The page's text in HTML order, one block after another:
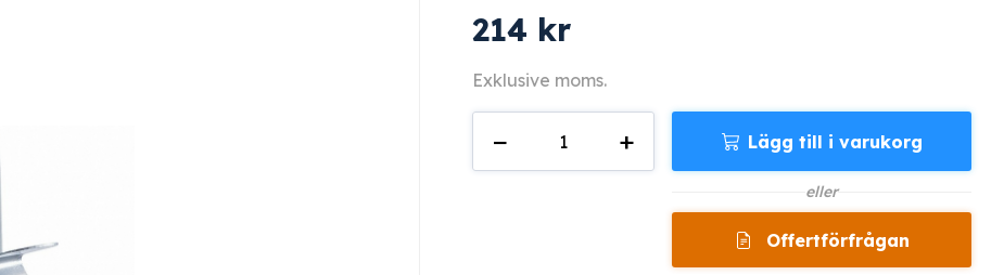
214 kr
Exklusive moms.
−
472
mängd
+ Lägg till i varukorg
eller
Offertförfrågan